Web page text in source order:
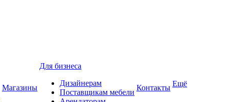
Магазины
Для бизнеса
Дизайнерам
Поставщикам мебели
Контакты Ещё